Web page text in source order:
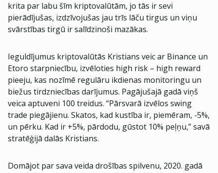
krita par labu šīm kriptovalūtām, jo tās ir sevi
pierādījušas, izdzīvojušas jau trīs lāču tirgus un viņu
svārstības tirgū ir salīdzinoši mazākas.
Ieguldījumus kriptovalūtās Kristians veic ar Binance un
Etoro starpniecību, izvēloties high risk – high reward
pieeju, kas nozīmē regulāru ikdienas monitoringu un
biežus tirdzniecības darījumus. Pagājušajā gadā viņš
veica aptuveni 100 treidus. “Pārsvarā izvēlos swing
trade piegājienu. Skatos, kad kustība ir, piemēram, -5%,
un pērku. Kad ir +5%, pārdodu, gūstot 10% peļņu,” savā
stratēģijā dalās Kristians.
Domājot par sava veida drošības spilvenu, 2020. gadā